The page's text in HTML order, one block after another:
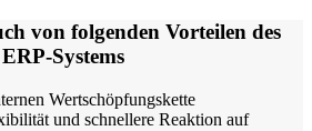
von folgenden Vorteilen des
ERP-Systems
Wertschöpfungskette
und schnellere Reaktion auf